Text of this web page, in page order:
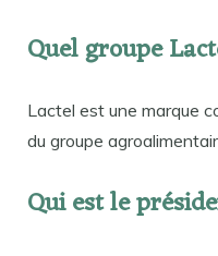
Quel groupe
Lactel est une marque
du groupe
Qui est le